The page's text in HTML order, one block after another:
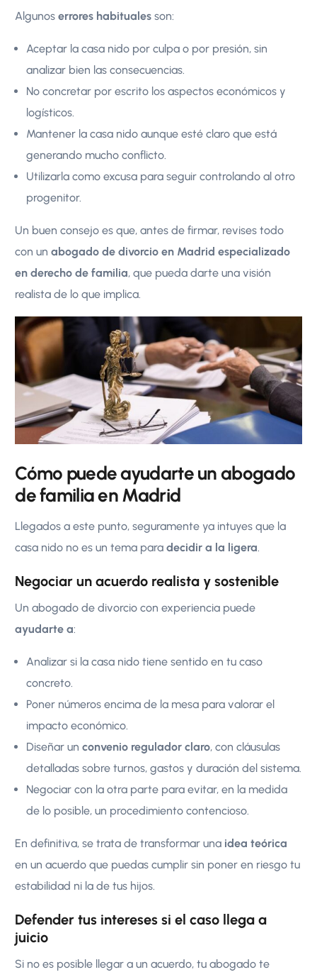
Algunoserrores habituales son:
Aceptar la casa nido por culpa o por presión, sin
analizar bien las consecuencias.
No concretar por escrito los aspectos económicos y
logísticos.
Mantener la casa nido aunque esté claro que está
generando mucho conflicto.
Utilizarla como excusa para seguir controlando al otro
progenitor.
Un buen consejo es que, antes de firmar, revises todo
con unabogado de divorcio en Madrid especializado
en derecho de familia, que pueda darte una visión
realista de lo que implica.
Cómo puede ayudarte un abogado
de familia en Madrid
Llegados a este punto, seguramente ya intuyes que la
casa nido no es un tema paradecidir a la ligera
Negociar un acuerdo realista y sostenible
Un abogado de divorcio con experiencia puede
ayudarte a:
Analizar si la casa nido tiene sentido en tu caso
concreto.
Poner números encima de la mesa para valorar el
impacto económico.
Diseñar unconvenio regulador claro, con cláusulas
detalladas sobre turnos, gastos y duración del sistema.
Negociar con la otra parte para evitar, en la medida
de lo posible, un procedimiento contencioso.
En definitiva, se trata de transformar una idea teórica
en un acuerdo que puedas cumplir sin poner en riesgo tu
estabilidad ni la de tus hijos.
Defender tus intereses si el caso llega a
juicio
Si no es posible llegar a un acuerdo, tu abogado te